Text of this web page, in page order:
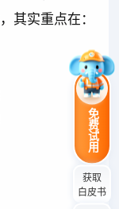
其实重点在：
免费试用
获取
白皮书